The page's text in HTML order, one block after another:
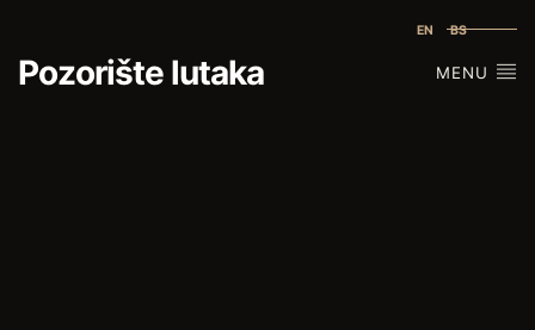
EN BS
Pozorište lutaka MENU